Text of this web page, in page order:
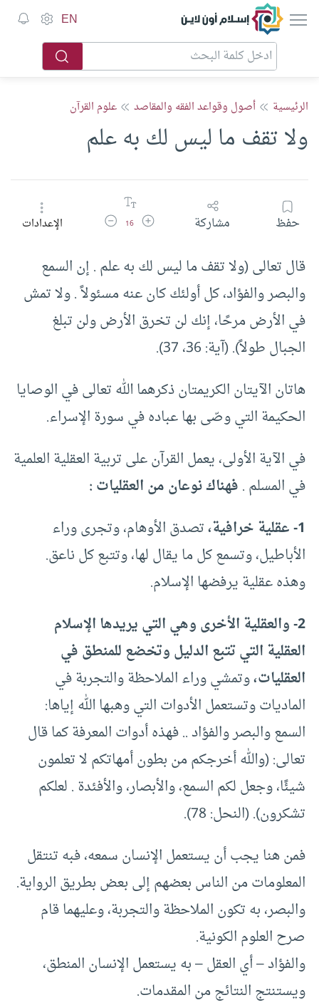
إسلام أون لاين EN
الرئيسية أصول وقواعد الفقه والمقاصد علوم القرآن
ولا تقف ما ليس لك به علم
حفظ مشاركة زيادة حجم الخط
16 تقليل حجم الخطالإعدادات
قال تعالى (ولا تقف ما ليس لك به علم . إن السمع
والبصر والفؤاد، كل أولئك كان عنه مسئولاً . ولا تمش
في الأرض مرحًا، إنك لن تخرق الأرض ولن تبلغ
الجبال طولاً). (آية: 36، 37).
هاتان الآيتان الكريمتان ذكرهما الله تعالى في الوصايا
الحكيمة التي وصّى بها عباده في سورة الإسراء.
في الآية الأولى، يعمل القرآن على تربية العقلية العلمية
في المسلم .فهناك نوعان من العقليات :
1- عقلية خرافية،
تصدق الأوهام، وتجرى وراء
الأباطيل، وتسمع كل ما يقال لها، وتتبع كل ناعق.
وهذه عقلية يرفضها الإسلام.
2- والعقلية الأخرى وهي التي يريدها الإسلام
العقلية التي تتبع الدليل وتخضع للمنطق في
العقليات،وتمشي وراء الملاحظة والتجربة في
الماديات وتستعمل الأدوات التي وهبها الله إياها:
السمع والبصر والفؤاد .. فهذه أدوات المعرفة كما قال
تعالى: (والله أخرجكم من بطون أمهاتكم لا تعلمون
شيئًا، وجعل لكم السمع، والأبصار، والأفئدة . لعلكم
تشكرون). (النحل: 78).
فمن هنا يجب أن يستعمل الإنسان سمعه، فبه تنتقل
المعلومات من الناس بعضهم إلى بعض بطريق الرواية.
والبصر، به تكون الملاحظة والتجربة، وعليهما قام
صرح العلوم الكونية.
والفؤاد – أي العقل – به يستعمل الإنسان المنطق،
ويستنتج النتائج من المقدمات.